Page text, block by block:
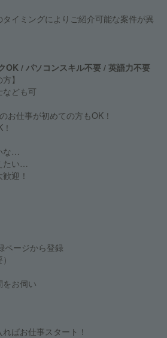
タイミングによりご紹介可能な案件が異
OK / パソコンスキル不要 / 英語力不要
】
ども可
お仕事が初めての方もOK！
な…
たい…
迎！
ページから登録
をお伺い
ばお仕事スタート！